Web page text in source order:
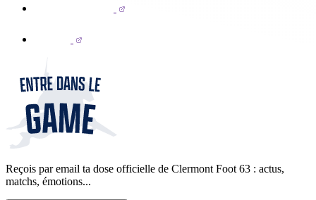
Reçois par email ta dose officielle de Clermont Foot 63 : actus,
matchs, émotions...